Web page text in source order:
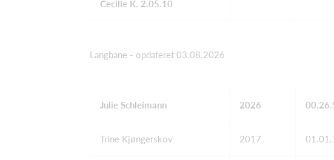
Cecilie K. 2.05.10
Langbane - opdateret 03.08.2026
Julie Schleimann 2026
Trine Kjøngerskov 2017